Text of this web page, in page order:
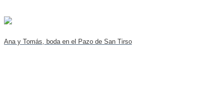
Ana y Tomás, boda en el Pazo de San Tirso